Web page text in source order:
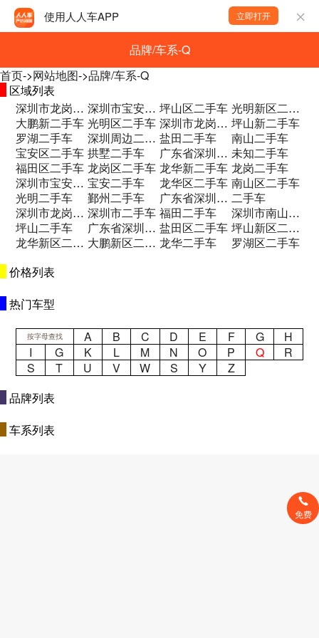
使用人人车APP 立即打开
品牌/车系-Q
首页->网站地图->品牌/车系-Q
区域列表
深圳市龙岗区杨田路锦安一巷一号二手车
深圳市宝安区新安街道群辉路优创空间1号楼二手车 坪山区二手车
光明新区二手车
大鹏新二手车 光明区二手车 深圳市龙岗区横岗坳背路口坳环一巷3号 二手车 坪山新二手车
罗湖二手车
深圳周边二手车 盐田二手车
南山二手车
宝安区二手车 拱墅二手车 广东省深圳市宝安区固戍一路49号浩华大厦二手车 未知二手车
福田区二手车 龙岗区二手车 龙华新二手车 龙岗二手车
深圳市宝安区沙井街道沙二社区海欣花园A3二手车 宝安二手车 龙华区二手车 南山区二手车
光明二手车
鄞州二手车 广东省深圳市龙华区观光路1512号二手车 二手车
深圳市龙岗区宝龙街道龙东社区爱南路52号二手车 深圳市二手车 福田二手车
深圳市南山区龙井路鸿荣源汽车城二手车
坪山二手车
广东省深圳市龙华区龙华街道油松社区东环二二手车 盐田区二手车
坪山新区二手车
龙华新区二手车
大鹏新区二手车 龙华二手车
罗湖区二手车
价格列表
热门车型
按字母查找 A B C D E F G
H
I
G K L M N O P Q
R
S
T U V W S Y
Z
品牌列表
车系列表
免费